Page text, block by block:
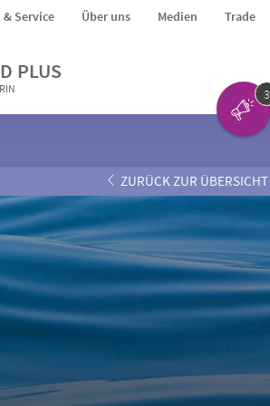
Service Über uns Medien Trade
PLUS
3
ZURÜCK ZUR ÜBERSICHT